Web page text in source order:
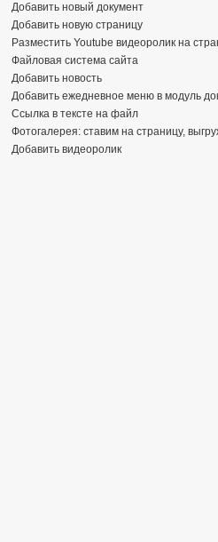
Добавить новый документ
Добавить новую страницу
Разместить Youtube видеоролик на
Файловая система сайта
Добавить новость
Добавить ежедневное меню в модуль
Ссылка в тексте на файл
Фотогалерея: ставим на страницу,
Добавить видеоролик